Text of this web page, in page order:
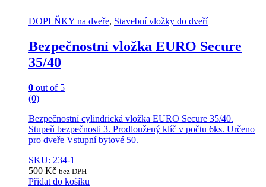
DOPLŇKY na dveře, Stavební vložky do dveří
Bezpečnostní vložka EURO Secure
35/40
0 out of 5
(0)
Bezpečnostní cylindrická vložka EURO Secure 35/40.
Stupeň bezpečnosti 3. Prodloužený klíč v počtu 6ks. Určeno
pro dveře Vstupní bytové 50.
SKU: 234-1
500 Kč bez DPH
Přidat do košíku